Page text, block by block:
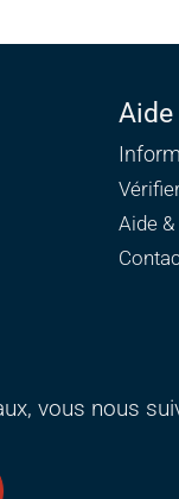
Aide &
vous nous